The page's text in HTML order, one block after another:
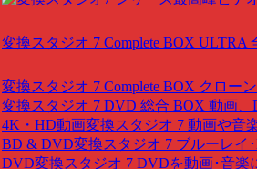
変換スタジオ 7 Complete BOX ULTRA
変換スタジオ 7 Complete BOX クロー
変換スタジオ 7 DVD 総合 BOX 動画、
4K・HD動画変換スタジオ 7 動画や音
BD & DVD変換スタジオ 7 ブルーレイ
DVD変換スタジオ 7 DVDを動画･音楽